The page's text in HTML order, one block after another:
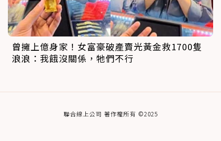
曾擁上億身家！女富豪破產賣光黃金救1700隻
浪浪：我餓沒關係，牠們不行
聯合線上公司 著作權所有 ©2025